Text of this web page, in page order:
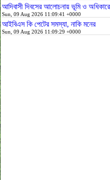
আদিবাসী দিবসের আলোচনায় ভূমি ও
Sun, 09 Aug 2026 11:09:41 +0000
আইবিএস কি পেটের সমস্যা, নাকি মনের
Sun, 09 Aug 2026 11:09:29 +0000